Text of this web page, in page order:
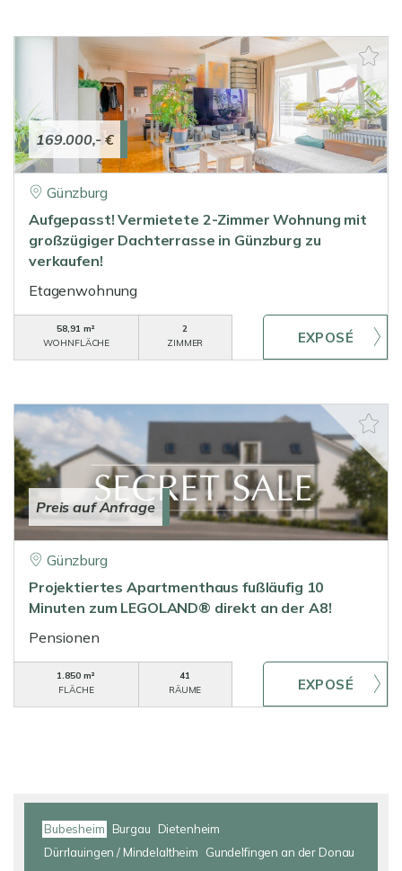
169.000,- €
Günzburg
Aufgepasst! Vermietete 2-Zimmer Wohnung mit
großzügiger Dachterrasse in Günzburg zu
verkaufen!
Etagenwohnung
58,91 m²
WOHNFLÄCHE
2
ZIMMER
Preis auf Anfrage
Günzburg
Projektiertes Apartmenthaus fußläufig 10
Minuten zum LEGOLAND® direkt an der A8!
Pensionen
1.850 m²
FLÄCHE
41
RÄUME
Bubesheim Burgau
Dietenheim
Dürrlauingen / Mindelaltheim
Gundelfingen an der Donau